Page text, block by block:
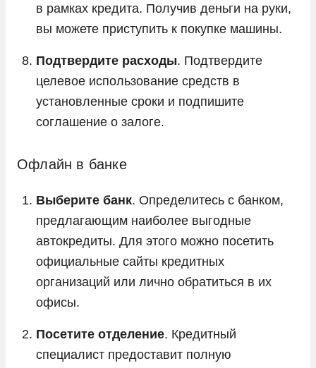
в рамках кредита. Получив деньги на руки,
вы можете приступить к покупке машины.
Подтвердите расходы. Подтвердите
целевое использование средств в
установленные сроки и подпишите
соглашение о залоге.
Офлайн в банке
Выберите банк. Определитесь с банком,
предлагающим наиболее выгодные
автокредиты. Для этого можно посетить
официальные сайты кредитных
организаций или лично обратиться в их
офисы.
Посетите отделение. Кредитный
специалист предоставит полную